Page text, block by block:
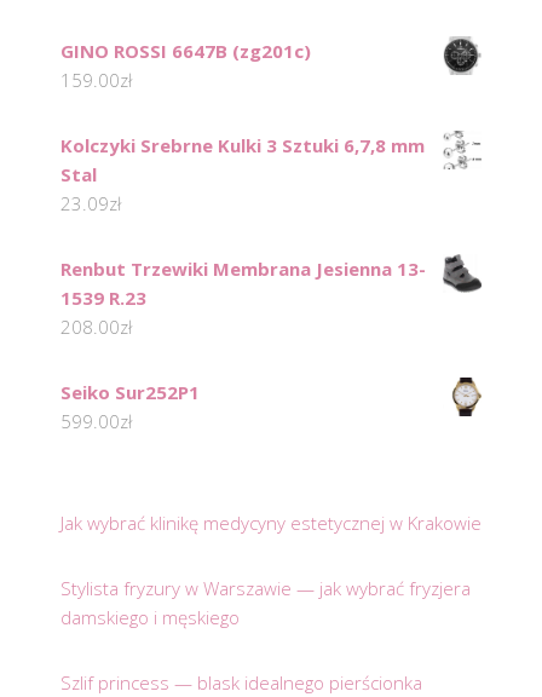
GINO ROSSI 6647B (zg201c)
159.00zł
Kolczyki Srebrne Kulki 3 Sztuki 6,7,8 mm
Stal
23.09zł
Renbut Trzewiki Membrana Jesienna 13-
1539 R.23
208.00zł
Seiko Sur252P1
599.00zł
Jak wybrać klinikę medycyny estetycznej w Krakowie
Stylista fryzury w Warszawie — jak wybrać fryzjera
damskiego i męskiego
Szlif princess — blask idealnego pierścionka